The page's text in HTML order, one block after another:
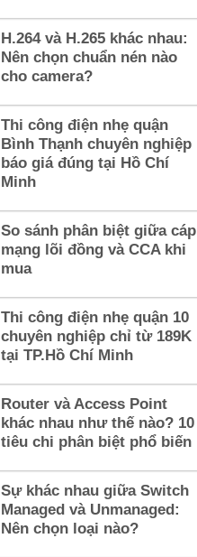
H.264 và H.265 khác nhau:
Nên chọn chuẩn nén nào
cho camera?
Thi công điện nhẹ quận
Bình Thạnh chuyên nghiệp
báo giá đúng tại Hồ Chí
Minh
So sánh phân biệt giữa cáp
mạng lõi đồng và CCA khi
mua
Thi công điện nhẹ quận 10
chuyên nghiệp chỉ từ 189K
tại TP.Hồ Chí Minh
Router và Access Point
khác nhau như thế nào? 10
tiêu chi phân biệt phổ biến
Sự khác nhau giữa Switch
Managed và Unmanaged:
Nên chọn loại nào?